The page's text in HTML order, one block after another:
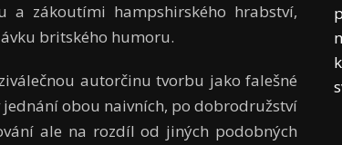
a zákoutími hampshirského hrabství,
britského humoru.
autorčinu tvorbu jako falešné
obou naivních, po dobrodružství
ale na rozdíl od jiných podobných